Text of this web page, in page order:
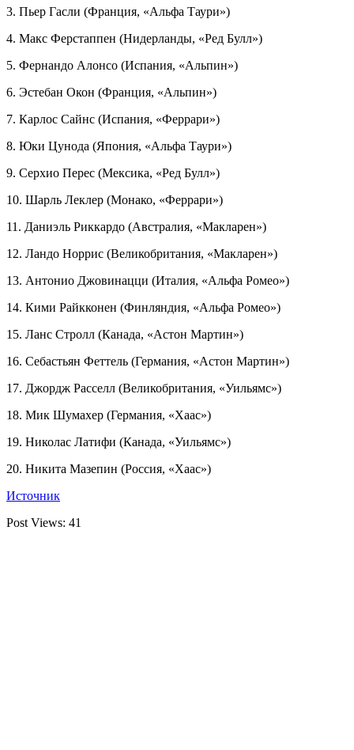
3. Пьер Гасли (Франция, «Альфа Таури»)
4. Макс Ферстаппен (Нидерланды, «Ред Булл»)
5. Фернандо Алонсо (Испания, «Альпин»)
6. Эстебан Окон (Франция, «Альпин»)
7. Карлос Сайнс (Испания, «Феррари»)
8. Юки Цунода (Япония, «Альфа Таури»)
9. Серхио Перес (Мексика, «Ред Булл»)
10. Шарль Леклер (Монако, «Феррари»)
11. Даниэль Риккардо (Австралия, «Макларен»)
12. Ландо Норрис (Великобритания, «Макларен»)
13. Антонио Джовинацци (Италия, «Альфа Ромео»)
14. Кими Райкконен (Финляндия, «Альфа Ромео»)
15. Ланс Стролл (Канада, «Астон Мартин»)
16. Себастьян Феттель (Германия, «Астон Мартин»)
17. Джордж Расселл (Великобритания, «Уильямс»)
18. Мик Шумахер (Германия, «Хаас»)
19. Николас Латифи (Канада, «Уильямс»)
20. Никита Мазепин (Россия, «Хаас»)
Источник
Post Views: 41